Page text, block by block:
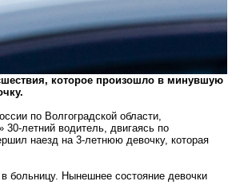
которое произошло в минувшую
по Волгоградской области,
летний водитель, двигаясь по
наезд на 3-летнюю девочку, которая
больницу. Нынешнее состояние девочки